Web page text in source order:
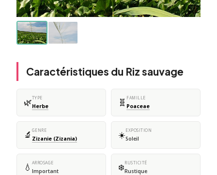
Caractéristiques du Riz sauvage
🌿TYPE
Herbe 🧬 FAMILLE
Poaceae
🔬 GENRE
Zizanie (Zizania) ☀️EXPOSITION
Soleil
💧 ARROSAGE
Important ❄️RUSTICITÉ
Rustique